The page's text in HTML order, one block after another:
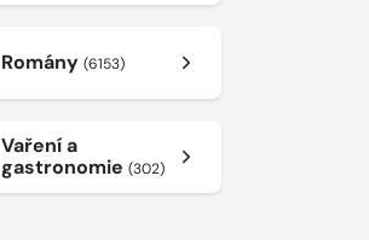
Romány (6153)
Vaření a
gastronomie (302)